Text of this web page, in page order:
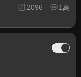
2096 1萬